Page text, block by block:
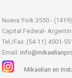
Nueva York 3550 - (1419)
Capital Federal-
Tel./Fax: (54-11) 4501-
Email:
Mikaelian en